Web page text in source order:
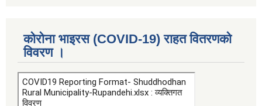
कोरोना भाइरस (COVID-19) राहत वितरणको
विवरण ।